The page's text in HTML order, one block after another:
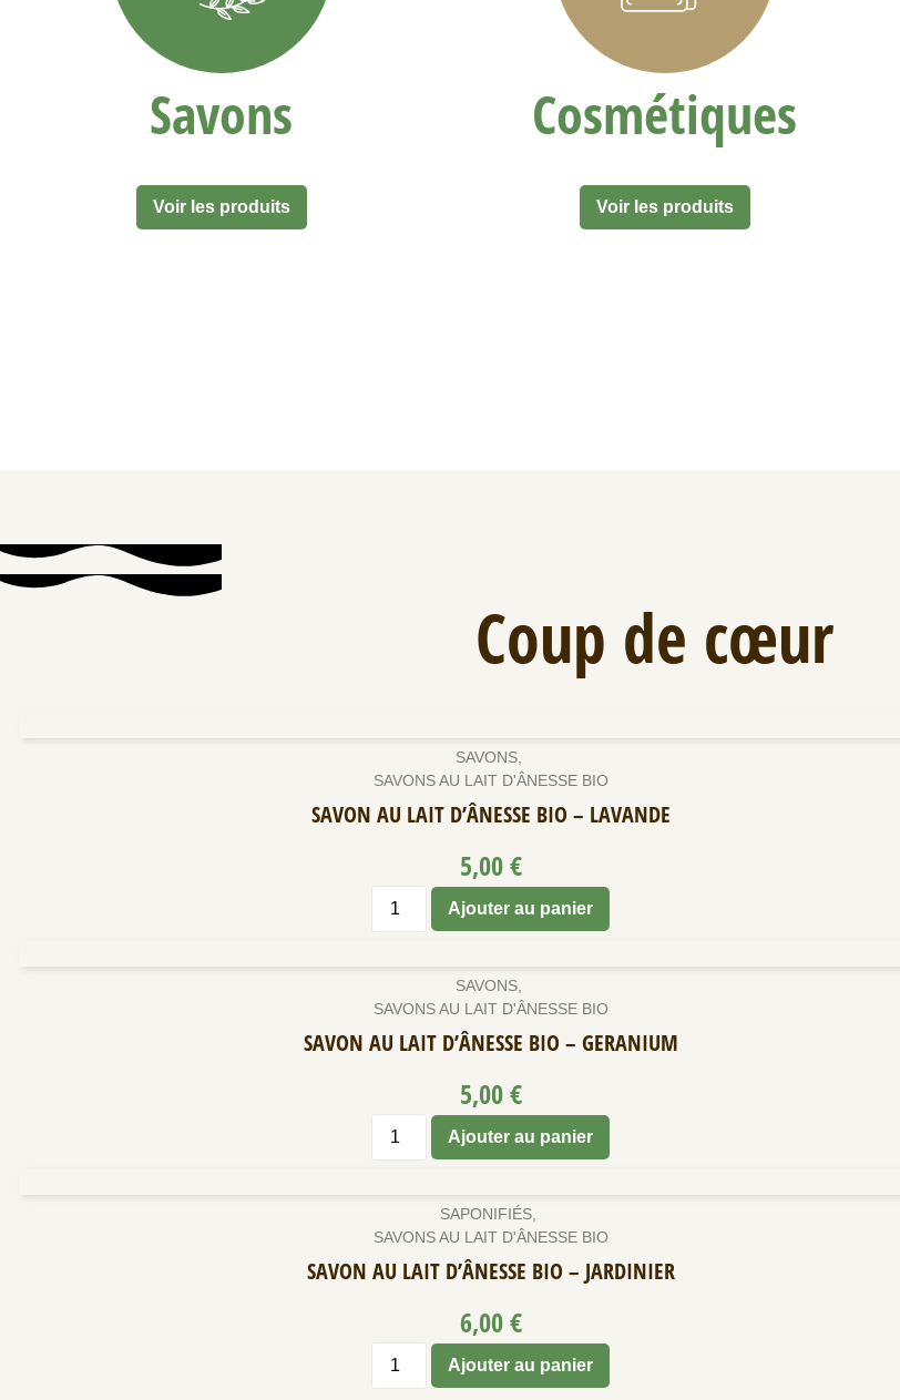
Savons
Voir les produits
Cosmétiques
Voir les produits
Coup de cœur
SAVONS,
SAVONS AU LAIT D'ÂNESSE BIO
SAVON AU LAIT D’ÂNESSE BIO – LAVANDE
5,00€
Ajouter au panier
SAVONS,
SAVONS AU LAIT D'ÂNESSE BIO
SAVON AU LAIT D’ÂNESSE BIO – GERANIUM
5,00€
Ajouter au panier
SAPONIFIÉS
SAVONS AU LAIT D'ÂNESSE BIO
SAVON AU LAIT D’ÂNESSE BIO – JARDINIER
6,00€
Ajouter au panier